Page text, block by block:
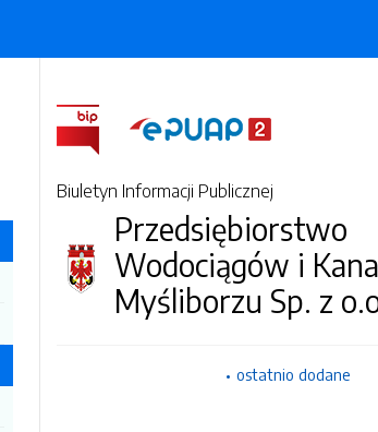
Biuletyn Informacji Publicznej
Przedsiębiorstwo
Wodociągów i
Myśliborzu Sp. z
ostatnio dodane